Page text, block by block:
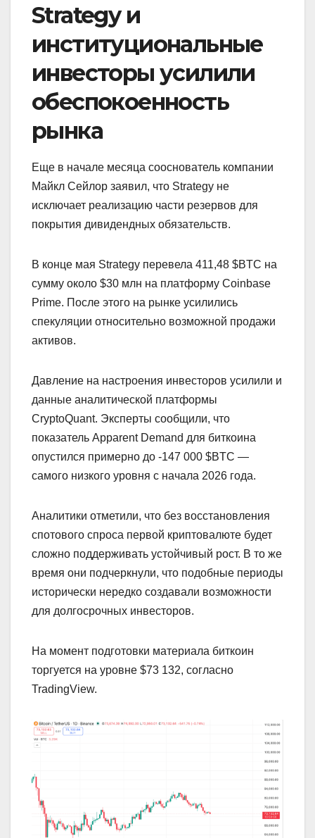
Strategy и
институциональные
инвесторы усилили
обеспокоенность
рынка
Еще в начале месяца сооснователь компании
Майкл Сейлор заявил, что Strategy не
исключает реализацию части резервов для
покрытия дивидендных обязательств.
В конце мая Strategy перевела 411,48 $BTC на
сумму около $30 млн на платформу Coinbase
Prime. После этого на рынке усилились
спекуляции относительно возможной продажи
активов.
Давление на настроения инвесторов усилили и
данные аналитической платформы
CryptoQuant. Эксперты сообщили, что
показатель Apparent Demand для биткоина
опустился примерно до -147 000 $BTC —
самого низкого уровня с начала 2026 года.
Аналитики отметили, что без восстановления
спотового спроса первой криптовалюте будет
сложно поддерживать устойчивый рост. В то же
время они подчеркнули, что подобные периоды
исторически нередко создавали возможности
для долгосрочных инвесторов.
На момент подготовки материала биткоин
торгуется на уровне $73 132, согласно
TradingView.